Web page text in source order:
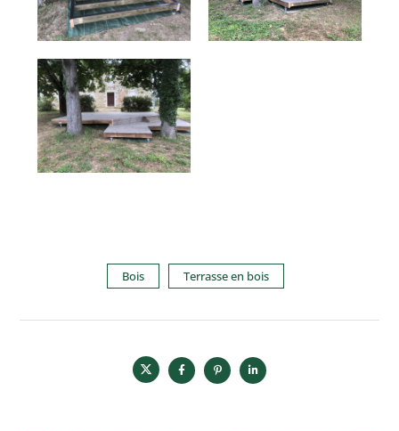
Bois Terrasse en bois